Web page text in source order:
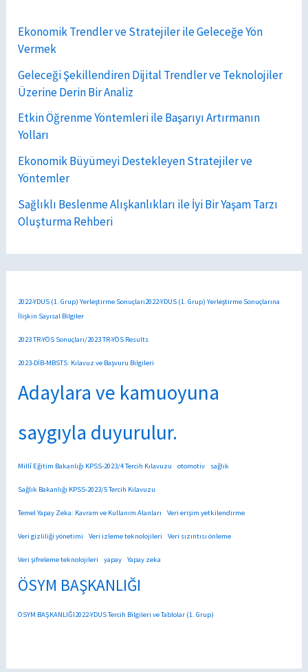
Ekonomik Trendler ve Stratejiler ile Geleceğe Yön
Vermek
Geleceği Şekillendiren Dijital Trendler ve Teknolojiler
Üzerine Derin Bir Analiz
Etkin Öğrenme Yöntemleri ile Başarıyı Artırmanın
Yolları
Ekonomik Büyümeyi Destekleyen Stratejiler ve
Yöntemler
Sağlıklı Beslenme Alışkanlıkları ile İyi Bir Yaşam Tarzı
Oluşturma Rehberi
2022-YDUS (1. Grup) Yerleştirme Sonuçları2022-YDUS (1. Grup) Yerleştirme Sonuçlarına
İlişkin Sayısal Bilgiler
2023 TR-YÖS Sonuçları/2023 TR-YÖS Results
2023-DİB-MBSTS: Kılavuz ve Başvuru Bilgileri
Adaylara ve kamuoyuna
saygıyla duyurulur.
Millî Eğitim Bakanlığı KPSS-2023/4 Tercih Kılavuzu otomotiv sağlık
Sağlık Bakanlığı KPSS-2023/5 Tercih Kılavuzu
Temel Yapay Zeka: Kavram ve Kullanım Alanları Veri erişim yetkilendirme
Veri gizliliği yönetimi Veri izleme teknolojileri Veri sızıntısı önleme
Veri şifreleme teknolojileri yapay Yapay zeka
ÖSYM BAŞKANLIĞI
ÖSYM BAŞKANLIĞI2022-YDUS Tercih Bilgileri ve Tablolar (1. Grup)